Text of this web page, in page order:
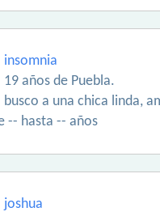
insomnia
19 años de Puebla.
busco a una chica linda,
-- hasta -- años
joshua